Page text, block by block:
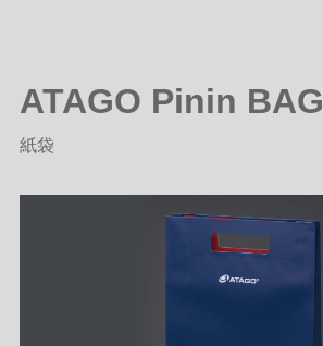
ATAGO Pinin BAG
紙袋